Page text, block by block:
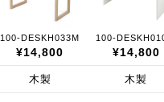
100-DESKH033M
¥14,800
木製
100-
¥14,800
木製